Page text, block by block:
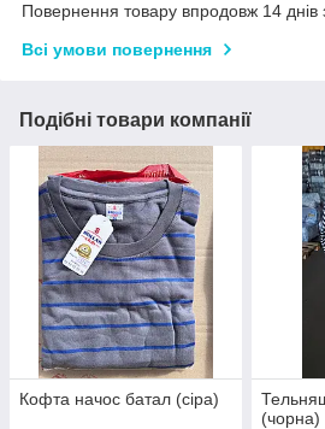
Повернення товару впродовж 14 днів
Всі умови повернення
Подібні товари компанії
Кофта начос батал (сіра)
(чорна)